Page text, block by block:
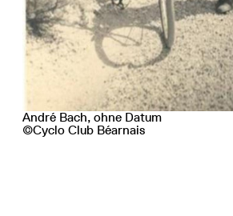
André Bach, ohne Datum
©Cyclo Club Béarnais